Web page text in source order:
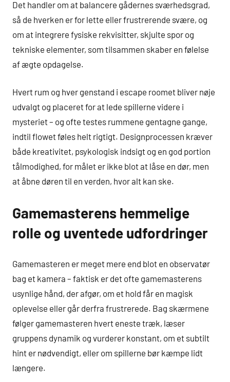
Det handler om at balancere gådernes sværhedsgrad,
så de hverken er for lette eller frustrerende svære, og
om at integrere fysiske rekvisitter, skjulte spor og
tekniske elementer, som tilsammen skaber en følelse
af ægte opdagelse.
Hvert rum og hver genstand i escape roomet bliver nøje
udvalgt og placeret for at lede spillerne videre i
mysteriet – og ofte testes rummene gentagne gange,
indtil flowet føles helt rigtigt. Designprocessen kræver
både kreativitet, psykologisk indsigt og en god portion
tålmodighed, for målet er ikke blot at låse en dør, men
at åbne døren til en verden, hvor alt kan ske.
Gamemasterens hemmelige
rolle og uventede udfordringer
Gamemasteren er meget mere end blot en observatør
bag et kamera – faktisk er det ofte gamemasterens
usynlige hånd, der afgør, om et hold får en magisk
oplevelse eller går derfra frustrerede. Bag skærmene
følger gamemasteren hvert eneste træk, læser
gruppens dynamik og vurderer konstant, om et subtilt
hint er nødvendigt, eller om spillerne bør kæmpe lidt
længere.